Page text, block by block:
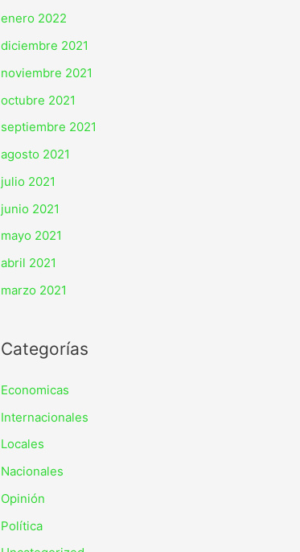
enero 2022
diciembre 2021
noviembre 2021
octubre 2021
septiembre 2021
agosto 2021
julio 2021
junio 2021
mayo 2021
abril 2021
marzo 2021
Categorías
Economicas
Internacionales
Locales
Nacionales
Opinión
Política